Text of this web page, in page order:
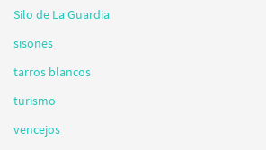
Silo de La Guardia
sisones
tarros blancos
turismo
vencejos